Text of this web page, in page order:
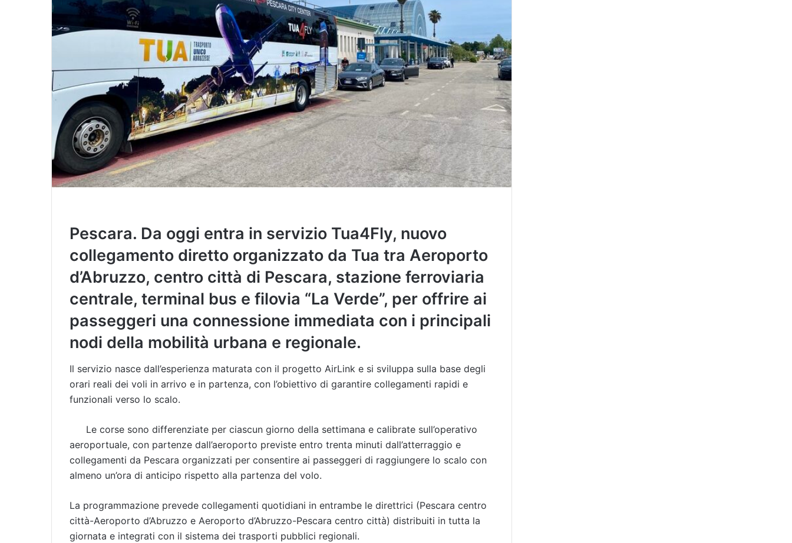
Pescara. Da oggi entra in servizio Tua4Fly, nuovo
collegamento diretto organizzato da Tua tra Aeroporto
d’Abruzzo, centro città di Pescara, stazione ferroviaria
centrale, terminal bus e filovia “La Verde”, per offrire ai
passeggeri una connessione immediata con i principali
nodi della mobilità urbana e regionale.
Il servizio nasce dall’esperienza maturata con il progetto AirLink e si sviluppa sulla base degli
orari reali dei voli in arrivo e in partenza, con l’obiettivo di garantire collegamenti rapidi e
funzionali verso lo scalo.
Le corse sono differenziate per ciascun giorno della settimana e calibrate sull’operativo
aeroportuale, con partenze dall’aeroporto previste entro trenta minuti dall’atterraggio e
collegamenti da Pescara organizzati per consentire ai passeggeri di raggiungere lo scalo con
almeno un’ora di anticipo rispetto alla partenza del volo.
La programmazione prevede collegamenti quotidiani in entrambe le direttrici (Pescara centro
città-Aeroporto d’Abruzzo e Aeroporto d’Abruzzo-Pescara centro città) distribuiti in tutta la
giornata e integrati con il sistema dei trasporti pubblici regionali.